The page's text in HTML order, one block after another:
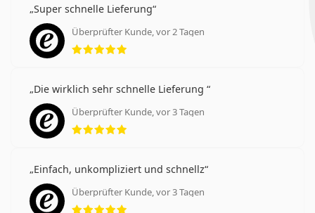
Super schnelle Lieferung
Überprüfter Kunde, vor 2 Tagen
Bewertung 5 aus 5
Die wirklich sehr schnelle Lieferung
Überprüfter Kunde, vor 3 Tagen
Bewertung 5 aus 5
Einfach, unkompliziert und schnellz
Überprüfter Kunde, vor 3 Tagen
Bewertung 5 aus 5